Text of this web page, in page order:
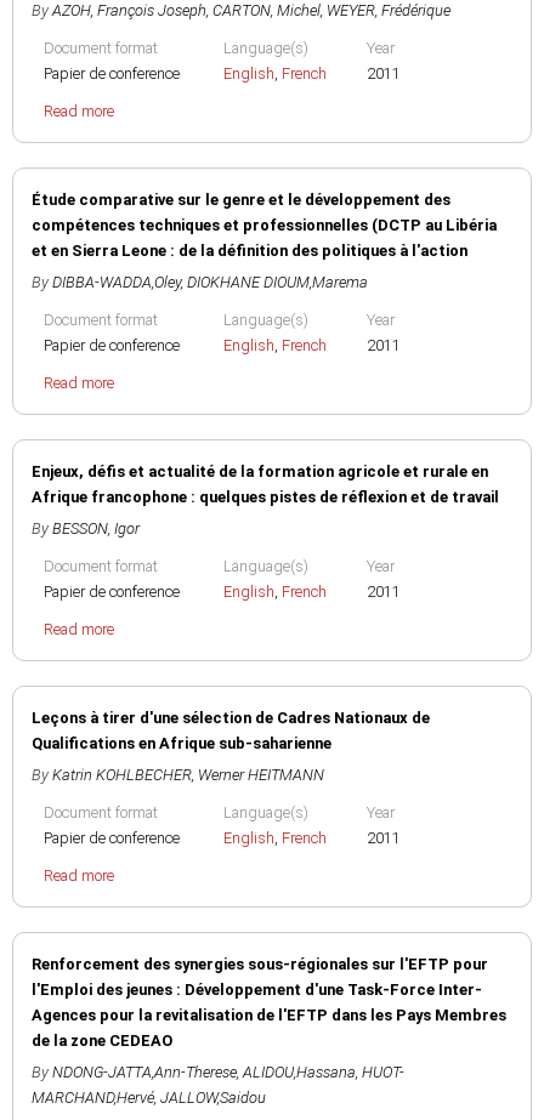
By AZOH, François Joseph, CARTON, Michel, WEYER, Frédérique
Document format
Papier de conference
Language(s)
English, French
Year
2011
Read more
Étude comparative sur le genre et le développement des
compétences techniques et professionnelles (DCTP au Libéria
et en Sierra Leone : de la définition des politiques à l'action
By DIBBA-WADDA,Oley, DIOKHANE DIOUM,Marema
Document format
Papier de conference
Language(s)
English, French
Year
2011
Read more
Enjeux, défis et actualité de la formation agricole et rurale en
Afrique francophone : quelques pistes de réflexion et de travail
By BESSON, Igor
Document format
Papier de conference
Language(s)
English, French
Year
2011
Read more
Leçons à tirer d'une sélection de Cadres Nationaux de
Qualifications en Afrique sub-saharienne
By Katrin KOHLBECHER, Werner HEITMANN
Document format
Papier de conference
Language(s)
English, French
Year
2011
Read more
Renforcement des synergies sous-régionales sur l'EFTP pour
l'Emploi des jeunes : Développement d'une Task-Force Inter-
Agences pour la revitalisation de l'EFTP dans les Pays Membres
de la zone CEDEAO
By NDONG-JATTA,Ann-Therese,ALIDOU,Hassana, HUOT-
MARCHAND,Hervé, JALLOW,Saidou